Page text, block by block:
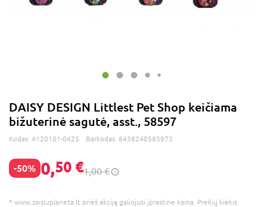
DAISY DESIGN Littlest Pet Shop keičiama
bižuterinė sagutė, asst., 58597
Kodas: 4120101-0425 Barkodas: 6438240585973
-50% 0,50 €1,00 €
* www.zaisluplaneta.lt prieš akciją galiojusi įprastinė kaina. Prekių kiekis